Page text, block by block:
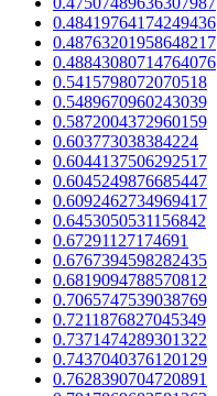
0.48419764174249436
0.48763201958648217
0.48843080714764076
0.5415798072070518
0.5489670960243039
0.5872004372960159
0.603773038384224
0.6044137506292517
0.6045249876685447
0.6092462734969417
0.6453050531156842
0.67291127174691
0.6767394598282435
0.6819094788570812
0.7065747539038769
0.7211876827045349
0.7371474289301322
0.7437040376120129
0.7628390704720891